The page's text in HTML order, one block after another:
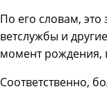
По его словам,
ветслужбы и
момент рождения,
Соответственно,